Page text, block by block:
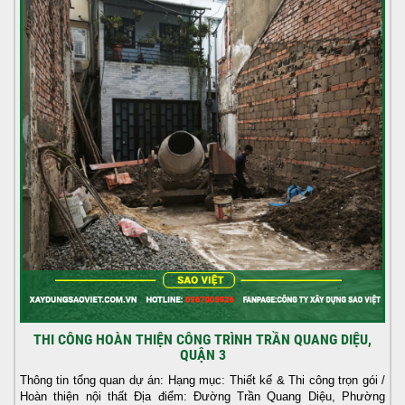
THI CÔNG HOÀN THIỆN CÔNG TRÌNH TRẦN QUANG DIỆU,
QUẬN 3
Thông tin tổng quan dự án: Hạng mục: Thiết kế & Thi công trọn gói /
Hoàn thiện nội thất Địa điểm: Đường Trần Quang Diệu, Phường